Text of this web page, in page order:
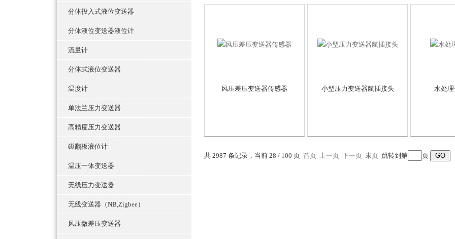
分体投入式液位变送器
分体液位变送器液位计
流量计
分体式液位变送器
温度计
单法兰压力变送器
高精度压力变送器
磁翻板液位计
温压一体变送器
无线压力变送器
无线变送器（NB,Zigbee）
风压微差压变送器
风压差压变送器传感器 小型压力变送器航插接头 水处
共 2987 条记录，当前 28 / 100 页 首页 上一页 下一页 末页 跳转到第 页